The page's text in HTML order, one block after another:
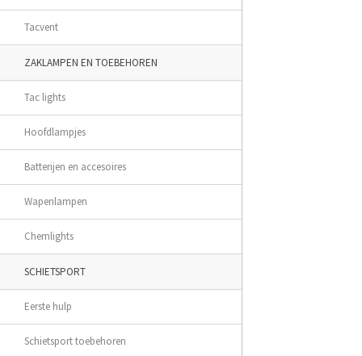
Tacvent
ZAKLAMPEN EN TOEBEHOREN
Tac lights
Hoofdlampjes
Batterijen en accesoires
Wapenlampen
Chemlights
SCHIETSPORT
Eerste hulp
Schietsport toebehoren